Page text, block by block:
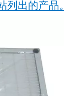
出的产品。